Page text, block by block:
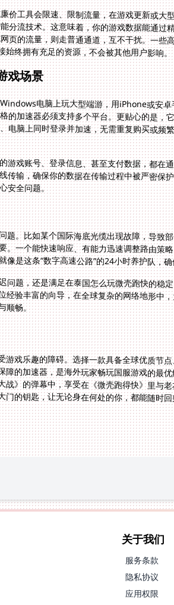
价工具会限速、限制流量，在游戏更新或大
分流技术。这意味着，你的游戏数据能通过
页的流量，则走普通通道，互不干扰。一些
终拥有充足的资源，不会被其他用户影响。
戏场景
电脑上玩大型端游，用iPhone或安
加速器必须支持多个平台。更贴心的是，它
脑上同时登录并加速，无需重复购买或频繁
游戏账号、登录信息、甚至支付数据，都在
传输，确保你的数据在传输过程中被严密保
安全问题。
题。比如某个国际海底光缆出现故障，导致
一个能快速响应、有能力迅速调整路由策略
是这条“数字高速公路”的24小时养护队，
题，还是满足在泰国怎么玩微壳跑快的稳
验丰富的向导，在全球复杂的网络地形中
顺畅。
戏乐趣的障碍。选择一款具备全球优质节
的加速器，是海外玩家畅玩国服游戏的最
》的弹幕中，享受在《微壳跑得快》里与
的钥匙，让无论身在何处的你，都能随时
关于我们
服务条款
隐私协议
应用权限